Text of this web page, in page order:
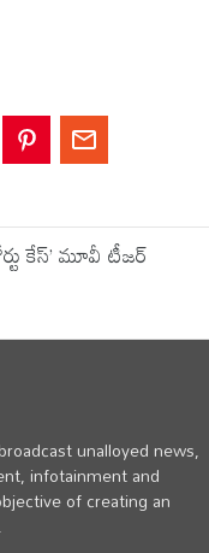
కేస్’ మూవీ టీజర్
unalloyed news,
infotainment and
of creating an